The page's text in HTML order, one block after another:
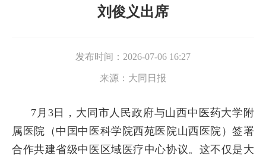
刘俊义出席
发布时间： 2026-07-06 16:27
来源： 大同日报
7月3日，大同市人民政府与山西中医药大学附
属医院（中国中医科学院西苑医院山西医院）签署
合作共建省级中医区域医疗中心协议。这不仅是大